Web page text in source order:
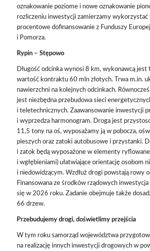
oznakowanie poziome i nowe oznakowanie
rozliczeniu inwestycji zamierzamy
procentowe dofinansowanie z Funduszy
i Pomorza.
Rypin – Stępowo
Długość odcinka wynosi 8 km, wykonawcą jest
wartość kontraktu 60 mln złotych. Trwa m.in.
nawierzchni na kolejnych odcinkach.
jest niezbędna przebudowa sieci
i teletechnicznych. Zaawansowanie inwestycji
i wyprzedza harmonogram. Droga jest
11,5 tony na oś, wyposażamy ją w pobocza,
pieszych oraz zatoki autobusowe i przystanki.
i zatok będą wyposażone w elementy
i wgłębieniami) ułatwiające orientację osobom
i niedowidzącym. Wzdłuż drogi powstają rowy
Finansowana ze środków rządowych
się w 2026 roku. Zadanie obejmuje także
66 drzew.
Przebudujemy drogi, doświetlimy przejścia
W tym roku samorząd województwa
na realizację innych inwestycji drogowych w